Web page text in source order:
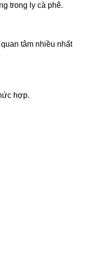
trong ly cà phê.
tâm nhiều nhất
hợp.